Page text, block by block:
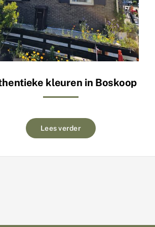
kleuren in Boskoop
Lees verder